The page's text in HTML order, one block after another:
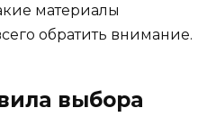
материалы
обратить внимание.
выбора